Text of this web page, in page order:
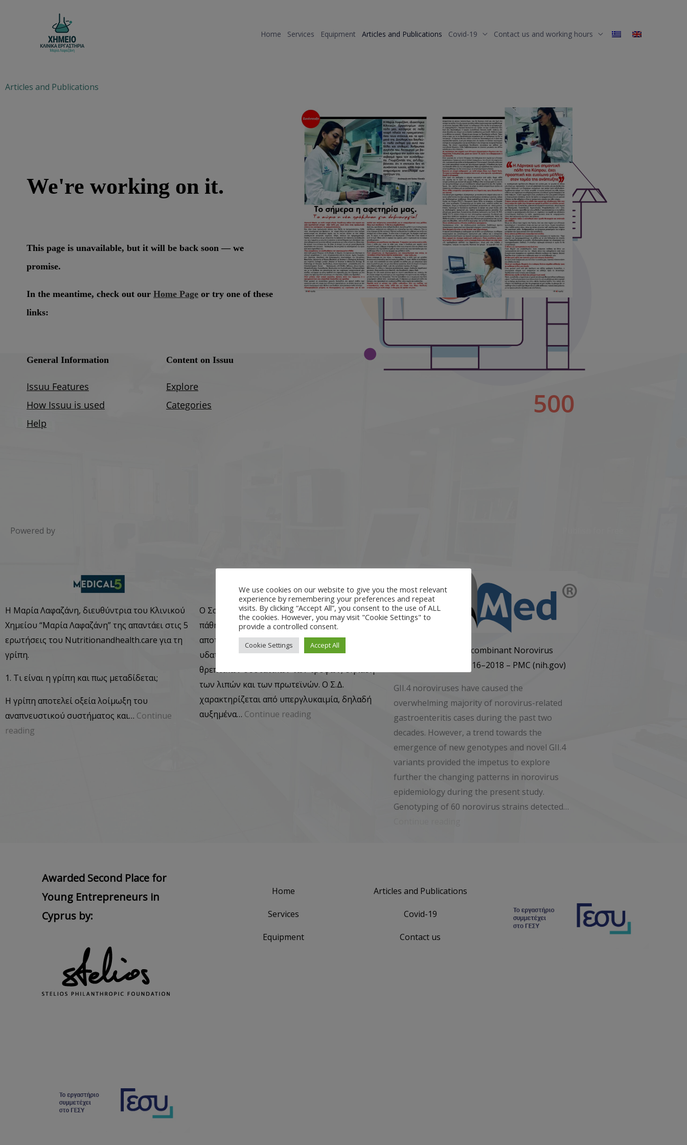
Home Services Equipment Articles and Publications Covid-19 Contact us and working hours
Articles and Publications
Powered by
Η Μαρία Λαφαζάνη, διευθύντρια του Κλινικού
Χημείου “Μαρία Λαφαζάνη” της απαντάει στις 5
ερωτήσεις του Nutritionandhealth.care για τη
γρίπη.
1. Τι είναι η γρίπη και πως μεταδίδεται;
Η γρίπη αποτελεί οξεία λοίμωξη του
αναπνευστικού συστήματος και… Continue
reading
Ο Σακχαρώδης Διαβήτης είναι μια μεταβολική
πάθηση. Κύριο γνώρισμα της πάθησης αυτής,
αποτελεί η διαταραχή του μεταβολισμού των
υδατανθράκων αλλά και άλλων βασικών
θρεπτικών συστατικών των τροφών, δηλαδή
των λιπών και των πρωτεϊνών. Ο Σ.Δ.
χαρακτηρίζεται από υπεργλυκαιμία, δηλαδή
αυξημένα… Continue reading
Predominance of Recombinant Norovirus
Strains in Greece, 2016–2018 – PMC (nih.gov)
GII.4 noroviruses have caused the
overwhelming majority of norovirus-related
gastroenteritis cases during the past two
decades. However, a trend towards the
emergence of new genotypes and novel GII.4
variants provided the impetus to explore
further the changing patterns in norovirus
epidemiology during the present study.
Genotyping of 60 norovirus strains detected…
Awarded Second Place for
Young Entrepreneurs in
Cyprus by:
Home
Services
Equipment
Articles and Publications
Covid-19
Contact us
We use cookies on our website to give you the most relevant
experience by remembering your preferences and repeat
visits. By clicking “Accept All”, you consent to the use of ALL
the cookies. However, you may visit "Cookie Settings" to
provide a controlled consent.
Cookie Settings Accept All